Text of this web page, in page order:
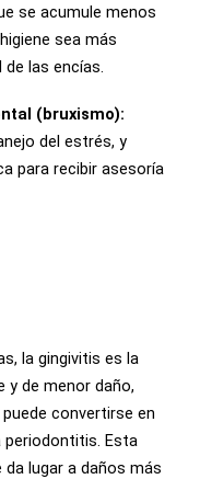
se acumule menos
sea más
las encías.
(bruxismo):
del estrés, y
para recibir asesoría
la gingivitis es la
y de menor daño,
convertirse en
periodontitis. Esta
lugar a daños más